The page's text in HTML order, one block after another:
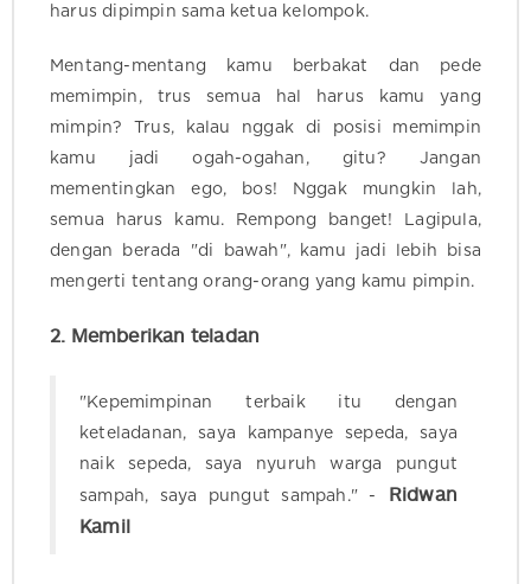
harus dipimpin sama ketua kelompok.
Mentang-mentang kamu berbakat dan pede
memimpin, trus semua hal harus kamu yang
mimpin? Trus, kalau nggak di posisi memimpin
kamu jadi ogah-ogahan, gitu? Jangan
mementingkan ego, bos! Nggak mungkin lah,
semua harus kamu. Rempong banget! Lagipula,
dengan berada "di bawah", kamu jadi lebih bisa
mengerti tentang orang-orang yang kamu pimpin.
2. Memberikan teladan
"Kepemimpinan terbaik itu dengan
keteladanan, saya kampanye sepeda, saya
naik sepeda, saya nyuruh warga pungut
sampah, saya pungut sampah." -
Ridwan
Kamil